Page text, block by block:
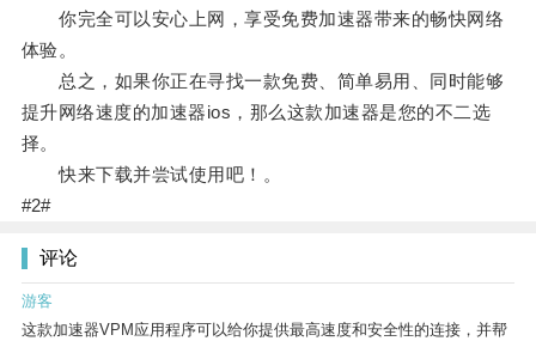
你完全可以安心上网，享受免费加速器带来的畅快网络
体验。
总之，如果你正在寻找一款免费、简单易用、同时能够
提升网络速度的加速器ios，那么这款加速器是您的不二选
择。
快来下载并尝试使用吧！。
#2#
评论
游客
这款加速器VPM应用程序可以给你提供最高速度和安全性的连接，并帮